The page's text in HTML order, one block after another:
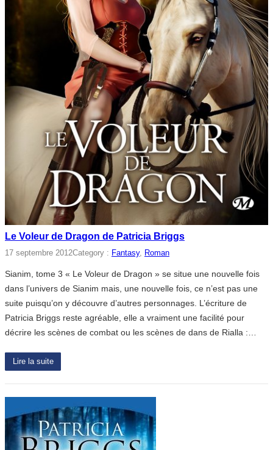
Le Voleur de Dragon de Patricia Briggs
17 septembre 2012Category : Fantasy, Roman
Sianim, tome 3 « Le Voleur de Dragon » se situe une nouvelle fois
dans l’univers de Sianim mais, une nouvelle fois, ce n’est pas une
suite puisqu’on y découvre d’autres personnages. L’écriture de
Patricia Briggs reste agréable, elle a vraiment une facilité pour
décrire les scènes de combat ou les scènes de dans de Rialla :…
Lire la suite